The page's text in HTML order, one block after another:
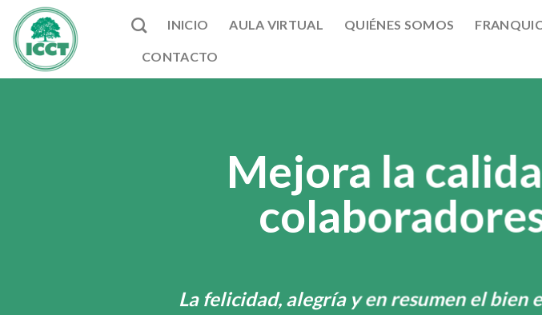
content
INICIO AULA VIRTUAL QUIÉNES SOMOS
CONTACTO
Mejora la
La felicidad, alegría y en resumen el bien